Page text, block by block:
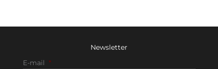
Newsletter
E-mail *